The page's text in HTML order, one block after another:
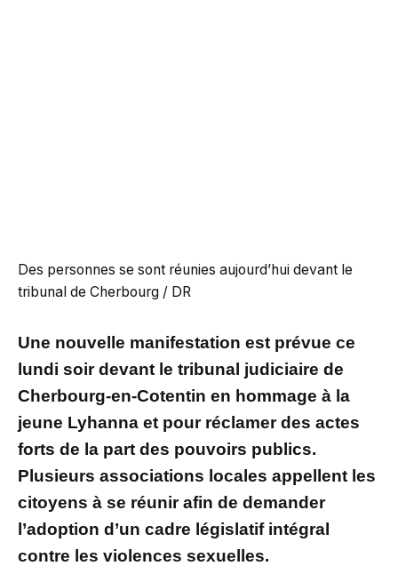
Des personnes se sont réunies aujourd’hui devant le
tribunal de Cherbourg / DR
Une nouvelle manifestation est prévue ce
lundi soir devant le tribunal judiciaire de
Cherbourg-en-Cotentin en hommage à la
jeune Lyhanna et pour réclamer des actes
forts de la part des pouvoirs publics.
Plusieurs associations locales appellent les
citoyens à se réunir afin de demander
l’adoption d’un cadre législatif intégral
contre les violences sexuelles.